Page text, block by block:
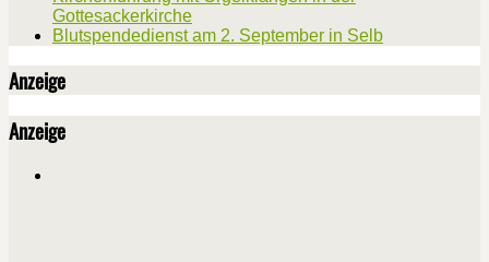
Gottesackerkirche
Blutspendedienst am 2. September in Selb
Anzeige
Anzeige